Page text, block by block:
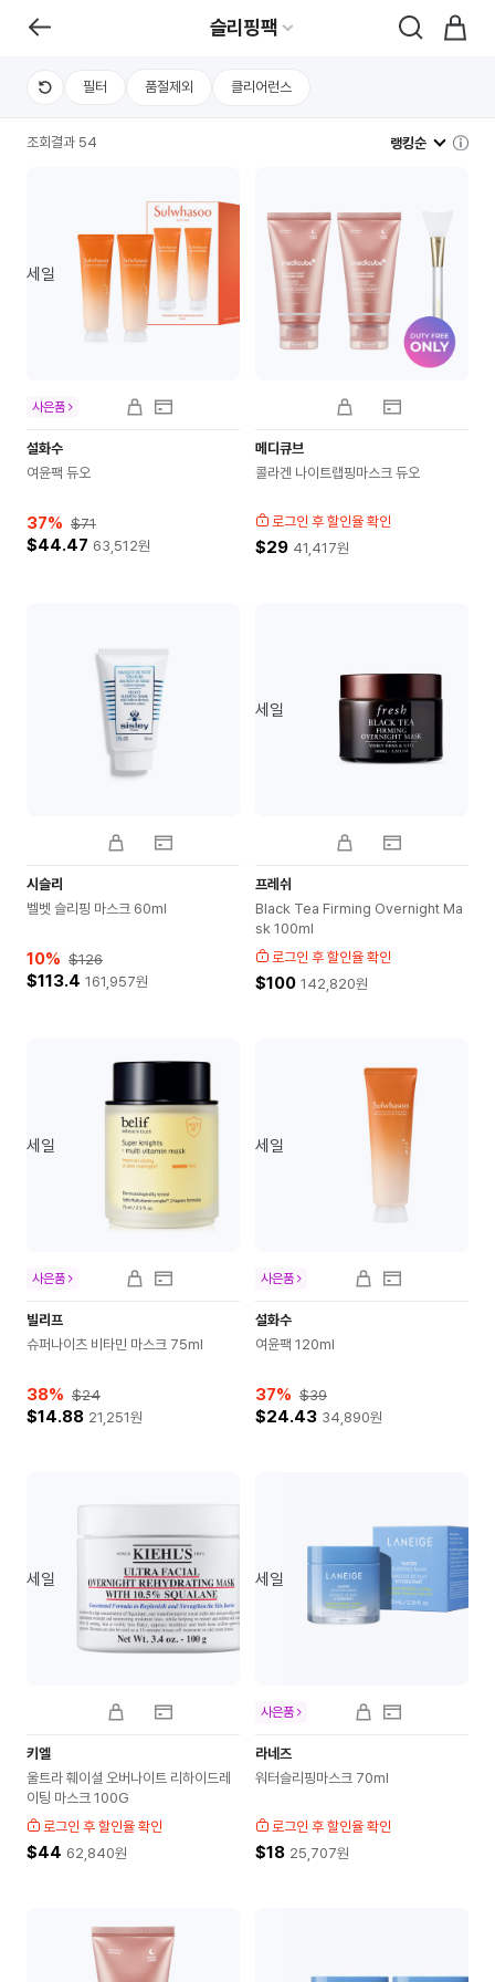
슬리핑팩
필터 품절제외 클리어런스
조회결과 54 랭킹순
세일
설화수
여윤팩 듀오
37% $71
$44.47 63,512원
사은품
메디큐브
콜라겐 나이트랩핑마스크 듀오
로그인 후 할인율 확인
$29 41,417원
시슬리
벨벳 슬리핑 마스크 60ml
10% $126
$113.4 161,957원
세일
프레쉬
Black Tea Firming Overnight Ma
sk 100ml
로그인 후 할인율 확인
$100 142,820원
세일
빌리프
슈퍼나이츠 비타민 마스크 75ml
38% $24
$14.88 21,251원
사은품
세일
설화수
여윤팩 120ml
37% $39
$24.43 34,890원
사은품
세일
키엘
울트라 훼이셜 오버나이트 리하이드레
이팅 마스크 100G
로그인 후 할인율 확인
$44 62,840원
세일
라네즈
워터슬리핑마스크 70ml
로그인 후 할인율 확인
$18 25,707원
사은품